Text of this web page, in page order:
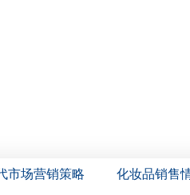
市场营销策略 化妆品销售